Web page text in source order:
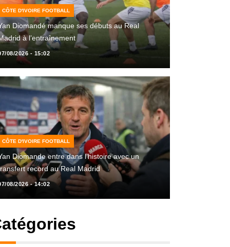
CÔTE D'IVOIRE FOOTBALL
Diomandé manque ses débuts au Real
à l’entraînement
08/2026 - 15:02
CÔTE D'IVOIRE FOOTBALL
Diomande entre dans l’histoire avec un
record au Real Madrid
08/2026 - 14:02